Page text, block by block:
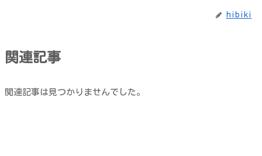
hibiki
関連記事
関連記事は見つかりませんでした。